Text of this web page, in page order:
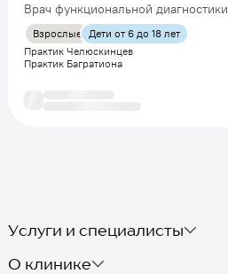
Врач функциональной диагностики
Взрослые
Дети от 6 до 18 лет
Практик Челюскинцев
Практик Багратиона
Услуги и специалисты
О клинике